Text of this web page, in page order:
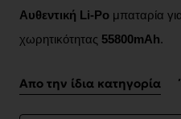
Αυθεντική Li-Po μπαταρία
χωρητικότητας 55800mAh.
Απο την ίδια κατηγορία